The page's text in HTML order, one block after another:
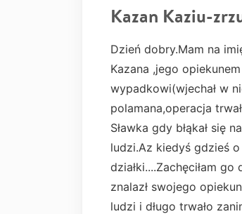
Kazan Kaziu-
Dzień dobry.Mam na
Kazana ,jego
wypadkowi(wjechał w
polamana,operacja
Sławka gdy błąkał się
ludzi.Az kiedyś gdzieś
działki....Zachęciłam
znalazł swojego
ludzi i długo trwało